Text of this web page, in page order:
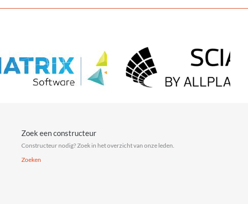
Zoek een constructeur
Constructeur nodig? Zoek in het overzicht van onze leden.
Zoeken